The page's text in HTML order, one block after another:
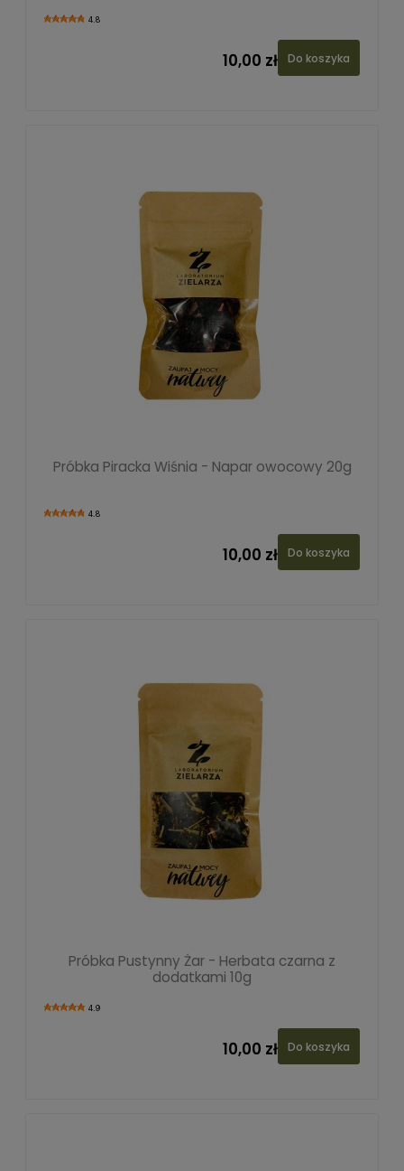
4.8
10,00 zł Do koszyka
Próbka Piracka Wiśnia - Napar owocowy 20g
4.8
10,00 zł Do koszyka
Próbka Pustynny Żar - Herbata czarna z
dodatkami 10g
4.9
10,00 zł Do koszyka